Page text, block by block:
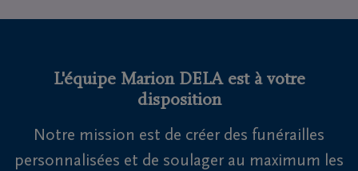
L'équipe Marion DELA est à votre
disposition
Notre mission est de créer des funérailles
personnalisées et de soulager au maximum les